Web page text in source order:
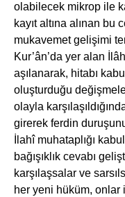
olabilecek mikrop ile
kayıt altına alınan bu
mukavemet gelişimi
Kur’ân’da yer alan
aşılanarak, hitabı
oluşturduğu
olayla
girerek ferdin
İlahî muhataplığı
bağışıklık cevabı
karşılaşsalar ve
her yeni hüküm, onlar